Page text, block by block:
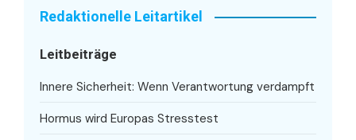
Redaktionelle Leitartikel
Leitbeiträge
Innere Sicherheit: Wenn Verantwortung verdampft
Hormus wird Europas Stresstest